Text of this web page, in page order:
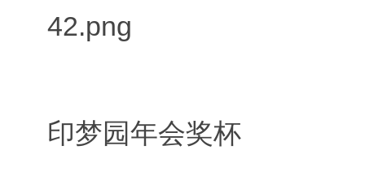
印梦园年会奖杯